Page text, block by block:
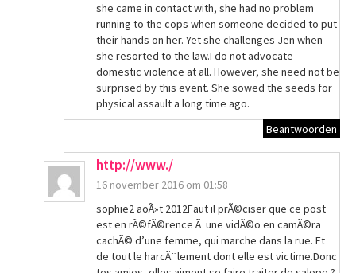
she came in contact with, she had no problem
running to the cops when someone decided to put
their hands on her. Yet she challenges Jen when
she resorted to the law.I do not advocate
domestic violence at all. However, she need not be
surprised by this event. She sowed the seeds for
physical assault a long time ago.
Beantwoorden
http://www./
16 november 2016 om 01:58
sophie2 aoÃ»t 2012Faut il prÃ©ciser que ce post
est en rÃ©fÃ©rence Ã une vidÃ©o en camÃ©ra
cachÃ© d’une femme, qui marche dans la rue. Et
de tout le harcÃ¨lement dont elle est victime.Donc